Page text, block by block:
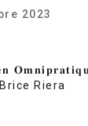
2023
Riera